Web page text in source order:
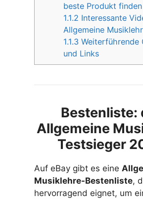
beste Produkt finden
1.1.2 Interessante
Allgemeine
1.1.3 Weiterführende
und Links
Bestenliste:
Allgemeine
Testsieger
Auf eBay gibt es eine
Musiklehre-Bestenliste,
hervorragend eignet, um